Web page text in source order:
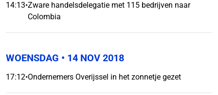
14:13•Zware handelsdelegatie met 115 bedrijven naar
Colombia
WOENSDAG • 14 NOV 2018
17:12•Ondernemers Overijssel in het zonnetje gezet